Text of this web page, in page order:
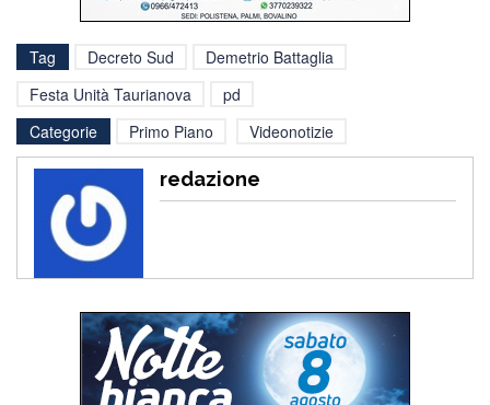
Tag Decreto Sud
Demetrio Battaglia
Festa Unità Taurianova
pd
Categorie
Primo Piano Videonotizie
redazione